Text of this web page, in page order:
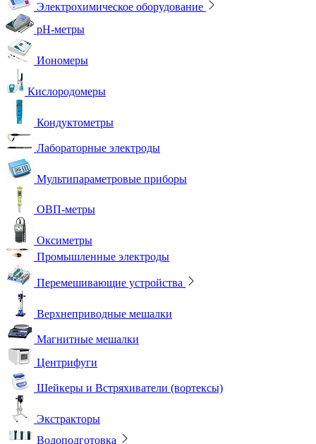
Электрохимическое оборудование
pH-метры
Иономеры
Кислородомеры
Кондуктометры
Лабораторные электроды
Мультипараметровые приборы
ОВП-метры
Оксиметры
Промышленные электроды
Перемешивающие устройства
Верхнеприводные мешалки
Магнитные мешалки
Центрифуги
Шейкеры и Встряхиватели (вортексы)
Экстракторы
Водоподготовка